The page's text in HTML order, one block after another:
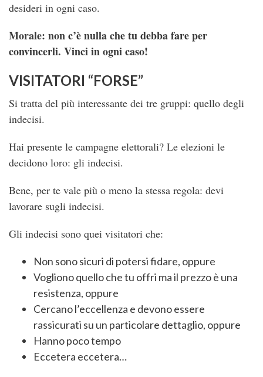
desideri in ogni caso.
Morale: non c’è nulla che tu debba fare per
convincerli. Vinci in ogni caso!
VISITATORI “FORSE”
Si tratta del più interessante dei tre gruppi: quello degli
indecisi.
Hai presente le campagne elettorali? Le elezioni le
decidono loro: gli indecisi.
Bene, per te vale più o meno la stessa regola: devi
lavorare sugli indecisi.
Gli indecisi sono quei visitatori che:
Non sono sicuri di potersi fidare, oppure
Vogliono quello che tu offri ma il prezzo è una
resistenza, oppure
Cercano l’eccellenza e devono essere
rassicurati su un particolare dettaglio, oppure
Hanno poco tempo
Eccetera eccetera…